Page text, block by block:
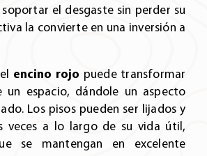
el desgaste sin perder su
la convierte en una inversión a
encino rojo puede transformar
un espacio, dándole un aspecto
Los pisos pueden ser lijados y
veces a lo largo de su vida útil,
se mantengan en excelente